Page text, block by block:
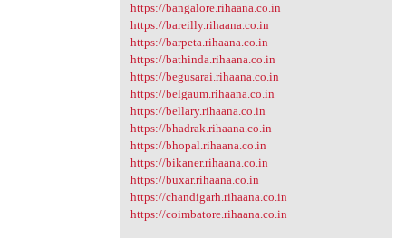
https://bangalore.rihaana.co.in
https://bareilly.rihaana.co.in
https://barpeta.rihaana.co.in
https://bathinda.rihaana.co.in
https://begusarai.rihaana.co.in
https://belgaum.rihaana.co.in
https://bellary.rihaana.co.in
https://bhadrak.rihaana.co.in
https://bhopal.rihaana.co.in
https://bikaner.rihaana.co.in
https://buxar.rihaana.co.in
https://chandigarh.rihaana.co.in
https://coimbatore.rihaana.co.in